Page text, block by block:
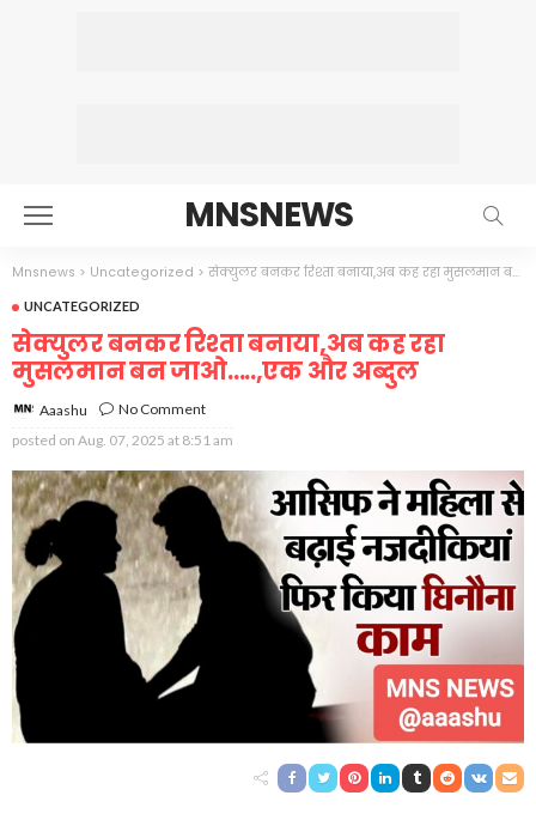
MNSNEWS
Mnsnews > Uncategorized > सेक्युलर बनकर रिश्ता बनाया,अब कह रहा मुसलमान बन जाओ…..,एक और अब्दुल
UNCATEGORIZED
सेक्युलर बनकर रिश्ता बनाया,अब कह रहा
मुसलमान बन जाओ…..,एक और अब्दुल
Aaashu
No Comment
posted on Aug. 07, 2025 at 8:51 am